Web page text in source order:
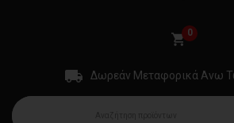
0
Δωρεάν Μεταφορικά Ανω